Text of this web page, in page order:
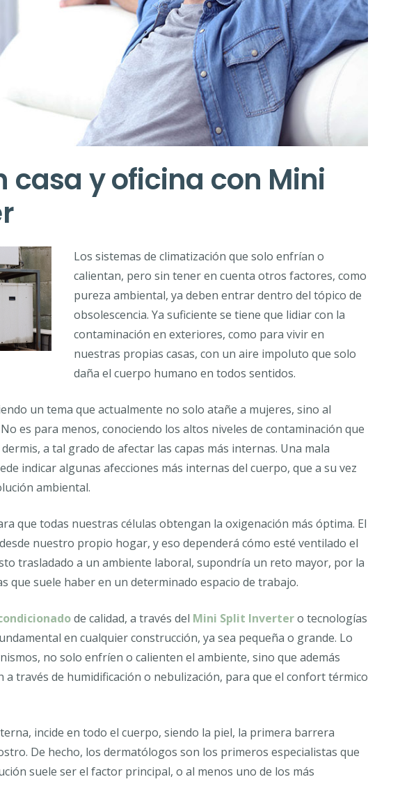
casa y oficina con Mini
Los sistemas de climatización que solo enfrían o
calientan, pero sin tener en cuenta otros factores, como
pureza ambiental, ya deben entrar dentro del tópico de
obsolescencia. Ya suficiente se tiene que lidiar con la
contaminación en exteriores, como para vivir en
nuestras propias casas, con un aire impoluto que solo
daña el cuerpo humano en todos sentidos.
un tema que actualmente no solo atañe a mujeres, sino al
es para menos, conociendo los altos niveles de contaminación que
a tal grado de afectar las capas más internas. Una mala
indicar algunas afecciones más internas del cuerpo, que a su vez
ambiental.
que todas nuestras células obtengan la oxigenación más óptima. El
nuestro propio hogar, y eso dependerá cómo esté ventilado el
trasladado a un ambiente laboral, supondría un reto mayor, por la
que suele haber en un determinado espacio de trabajo.
de calidad, a través del Mini Split Invertero tecnologías
en cualquier construcción, ya sea pequeña o grande. Lo
no solo enfríen o calienten el ambiente, sino que además
través de humidificación o nebulización, para que el confort térmico
incide en todo el cuerpo, siendo la piel, la primera barrera
De hecho, los dermatólogos son los primeros especialistas que
suele ser el factor principal, o al menos uno de los más